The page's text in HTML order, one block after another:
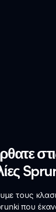
τους
που